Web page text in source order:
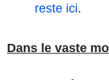
reste ici.
Dans le vaste